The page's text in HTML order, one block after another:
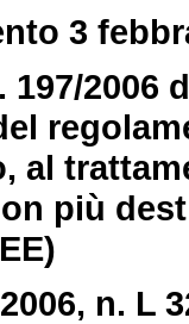
3
197/
al
più
n. L